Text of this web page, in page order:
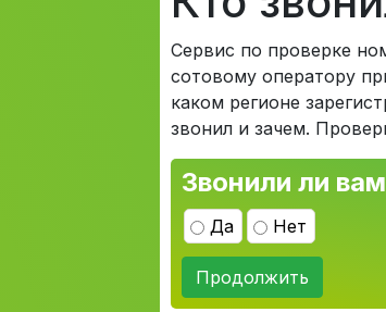
Сервис по проверке
сотовому оператору
каком регионе
звонил и зачем.
Звонили ли
Да Нет
Продолжить